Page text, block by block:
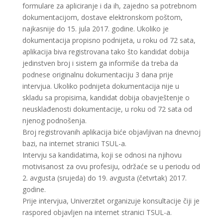
formulare za apliciranje i da ih, zajedno sa potrebnom
dokumentacijom, dostave elektronskom poštom,
najkasnije do 15. jula 2017. godine. Ukoliko je
dokumentacija propisno podnijeta, u roku od 72 sata,
aplikacija biva registrovana tako što kandidat dobija
jedinstven broj i sistem ga informiše da treba da
podnese originalnu dokumentaciju 3 dana prije
intervjua. Ukoliko podnijeta dokumentacija nije u
skladu sa propisima, kandidat dobija obavještenje o
neusklađenosti dokumentacije, u roku od 72 sata od
njenog podnošenja.
Broj registrovanih aplikacija biće objavljivan na dnevnoj
bazi, na internet stranici TSUL-a.
Intervju sa kandidatima, koji se odnosi na njihovu
motivisanost za ovu profesiju, održaće se u periodu od
2. avgusta (srujeda) do 19. avgusta (četvrtak) 2017.
godine.
Prije intervjua, Univerzitet organizuje konsultacije čiji je
raspored objavljen na internet stranici TSUL-a.